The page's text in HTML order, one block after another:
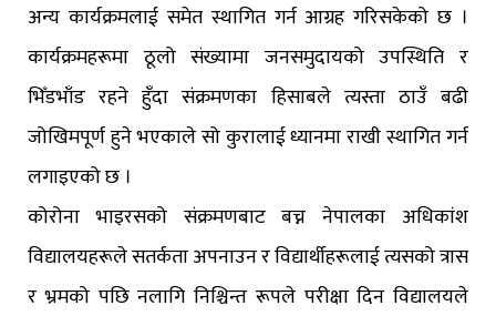
अन्य कार्यक्रमलाई समेत स्थागित गर्न आग्रह गरिसकेको छ ।
कार्यक्रमहरूमा ठूलो संख्यामा जनसमुदायको उपस्थिति र
भिँडभाँड रहने हुँदा संक्रमणका हिसाबले त्यस्ता ठाउँ बढी
जोखिमपूर्ण हुने भएकाले सो कुरालाई ध्यानमा राखी स्थागित गर्न
लगाइएको छ ।
कोरोना भाइरसको संक्रमणबाट बच्न नेपालका अधिकांश
विद्यालयहरूले सतर्कता अपनाउन र विद्यार्थीहरूलाई त्यसको त्रास
र भ्रमको पछि नलागि निश्चिन्त रूपले परीक्षा दिन विद्यालयले